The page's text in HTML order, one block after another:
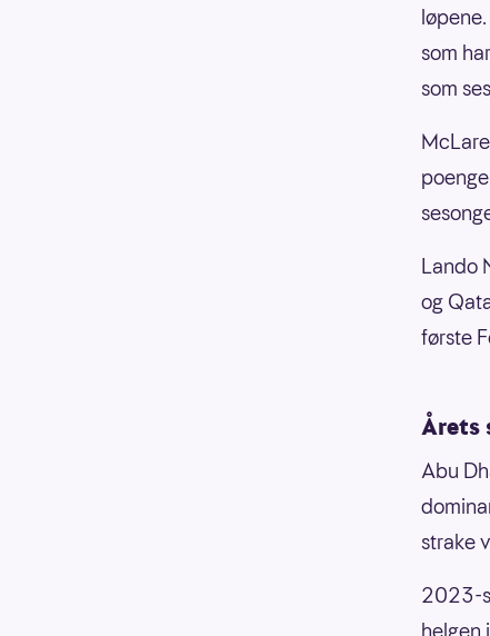
som
som
Lando
og
første
Årets
Abu
strake
2023-